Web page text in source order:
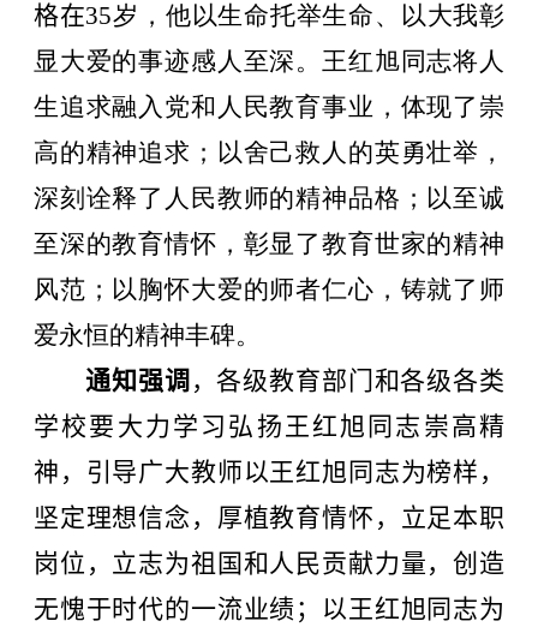
格在35岁，他以生命托举生命、以大我彰
显大爱的事迹感人至深。王红旭同志将人
生追求融入党和人民教育事业，体现了崇
高的精神追求；以舍己救人的英勇壮举，
深刻诠释了人民教师的精神品格；以至诚
至深的教育情怀，彰显了教育世家的精神
风范；以胸怀大爱的师者仁心，铸就了师
爱永恒的精神丰碑。
通知强调 ，各级教育部门和各级各类
学校要大力学习弘扬王红旭同志崇高精
神，引导广大教师以王红旭同志为榜样，
坚定理想信念，厚植教育情怀，立足本职
岗位，立志为祖国和人民贡献力量，创造
无愧于时代的一流业绩；以王红旭同志为